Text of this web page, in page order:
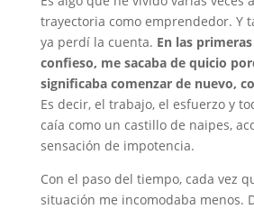
trayectoria como emprendedor. Y
ya perdí la cuenta. En las
confieso, me sacaba de quicio
significaba comenzar de nuevo,
Es decir, el trabajo, el esfuerzo y
caía como un castillo de naipes,
sensación de impotencia.
Con el paso del tiempo, cada vez
situación me incomodaba menos.